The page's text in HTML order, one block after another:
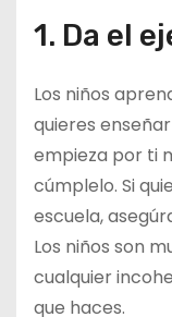
1. Da el
Los niños
quieres
empieza por ti
cúmplelo. Si
escuela,
Los niños son
cualquier
que haces.